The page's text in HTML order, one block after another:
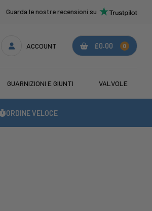
Guarda le nostre recensioni su
ACCOUNT £0.00 0
GUARNIZIONI E GIUNTI VALVOLE
ORDINE VELOCE